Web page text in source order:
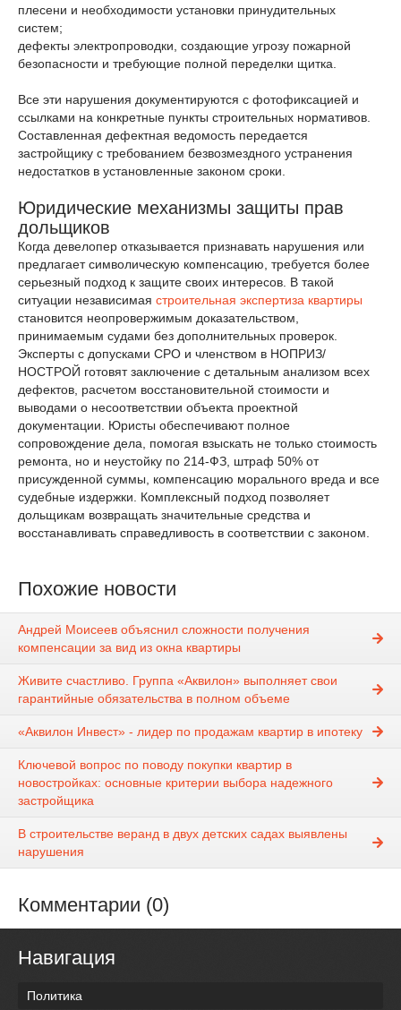
плесени и необходимости установки принудительных
систем;
дефекты электропроводки, создающие угрозу пожарной
безопасности и требующие полной переделки щитка.
Все эти нарушения документируются с фотофиксацией и
ссылками на конкретные пункты строительных нормативов.
Составленная дефектная ведомость передается
застройщику с требованием безвозмездного устранения
недостатков в установленные законом сроки.
Юридические механизмы защиты прав
дольщиков
Когда девелопер отказывается признавать нарушения или
предлагает символическую компенсацию, требуется более
серьезный подход к защите своих интересов. В такой
ситуации независимая строительная экспертиза квартиры
становится неопровержимым доказательством,
принимаемым судами без дополнительных проверок.
Эксперты с допусками СРО и членством в НОПРИЗ/
НОСТРОЙ готовят заключение с детальным анализом всех
дефектов, расчетом восстановительной стоимости и
выводами о несоответствии объекта проектной
документации. Юристы обеспечивают полное
сопровождение дела, помогая взыскать не только стоимость
ремонта, но и неустойку по 214-ФЗ, штраф 50% от
присужденной суммы, компенсацию морального вреда и все
судебные издержки. Комплексный подход позволяет
дольщикам возвращать значительные средства и
восстанавливать справедливость в соответствии с законом.
Похожие новости
Андрей Моисеев объяснил сложности получения
компенсации за вид из окна квартиры
Живите счастливо. Группа «Аквилон» выполняет свои
гарантийные обязательства в полном объеме
«Аквилон Инвест» - лидер по продажам квартир в ипотеку
Ключевой вопрос по поводу покупки квартир в
новостройках: основные критерии выбора надежного
застройщика
В строительстве веранд в двух детских садах выявлены
нарушения
Комментарии (0)
Навигация
Политика